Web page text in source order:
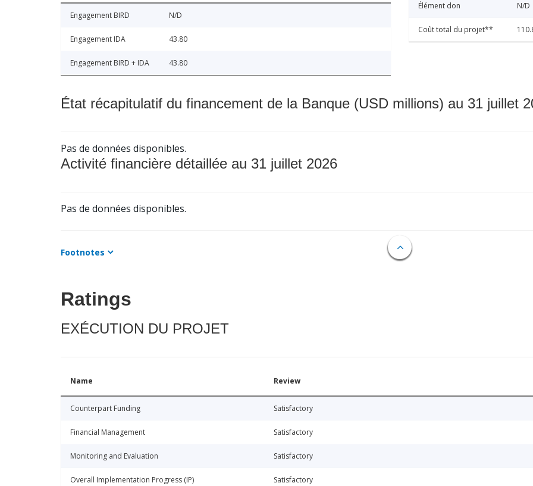
Engagement BIRD N/D
Engagement IDA 43.80
Engagement BIRD + IDA 43.80
Élément don N/D
Coût total du projet**
État récapitulatif du financement de la Banque (USD millions) au 31 juillet
Pas de données disponibles.
Activité financière détaillée au 31 juillet 2026
Pas de données disponibles.
Footnotes
Ratings
EXÉCUTION DU PROJET
Name Review
Counterpart Funding Satisfactory
Financial Management Satisfactory
Monitoring and Evaluation Satisfactory
Overall Implementation Progress (IP) Satisfactory